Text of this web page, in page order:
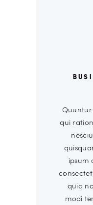
Quuntur
qui
ipsum
quia
modi